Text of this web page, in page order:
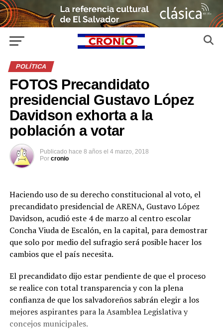
POLÍTICA
FOTOS Precandidato
presidencial Gustavo López
Davidson exhorta a la
población a votar
Publicado hace 8 años el 4 marzo, 2018
Por cronio
Haciendo uso de su derecho constitucional al voto, el
precandidato presidencial de ARENA, Gustavo López
Davidson, acudió este 4 de marzo al centro escolar
Concha Viuda de Escalón, en la capital, para demostrar
que solo por medio del sufragio será posible hacer los
cambios que el país necesita.
El precandidato dijo estar pendiente de que el proceso
se realice con total transparencia y con la plena
confianza de que los salvadoreños sabrán elegir a los
mejores aspirantes para la Asamblea Legislativa y
concejos municipales.